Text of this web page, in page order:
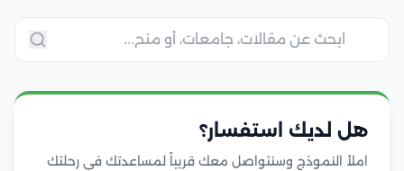
هل لديك استفسار؟
املأ النموذج وسنتواصل معك قريباً لمساعدتك في رحلتك